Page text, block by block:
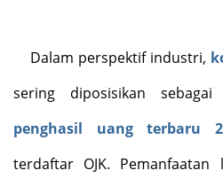
Dalam perspektif industri,
sering diposisikan
penghasil uang terbaru
terdaftar OJK.